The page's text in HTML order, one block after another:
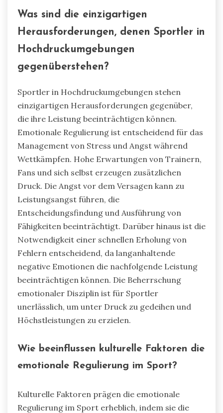
Was sind die einzigartigen
Herausforderungen, denen Sportler in
Hochdruckumgebungen
gegenüberstehen?
Sportler in Hochdruckumgebungen stehen
einzigartigen Herausforderungen gegenüber,
die ihre Leistung beeinträchtigen können.
Emotionale Regulierung ist entscheidend für das
Management von Stress und Angst während
Wettkämpfen. Hohe Erwartungen von Trainern,
Fans und sich selbst erzeugen zusätzlichen
Druck. Die Angst vor dem Versagen kann zu
Leistungsangst führen, die
Entscheidungsfindung und Ausführung von
Fähigkeiten beeinträchtigt. Darüber hinaus ist die
Notwendigkeit einer schnellen Erholung von
Fehlern entscheidend, da langanhaltende
negative Emotionen die nachfolgende Leistung
beeinträchtigen können. Die Beherrschung
emotionaler Disziplin ist für Sportler
unerlässlich, um unter Druck zu gedeihen und
Höchstleistungen zu erzielen.
Wie beeinflussen kulturelle Faktoren die
emotionale Regulierung im Sport?
Kulturelle Faktoren prägen die emotionale
Regulierung im Sport erheblich, indem sie die